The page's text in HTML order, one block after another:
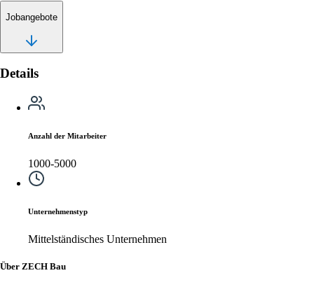
Jobangebote
Details
Anzahl der Mitarbeiter
1000-5000
Unternehmenstyp
Mittelständisches Unternehmen
Über ZECH Bau